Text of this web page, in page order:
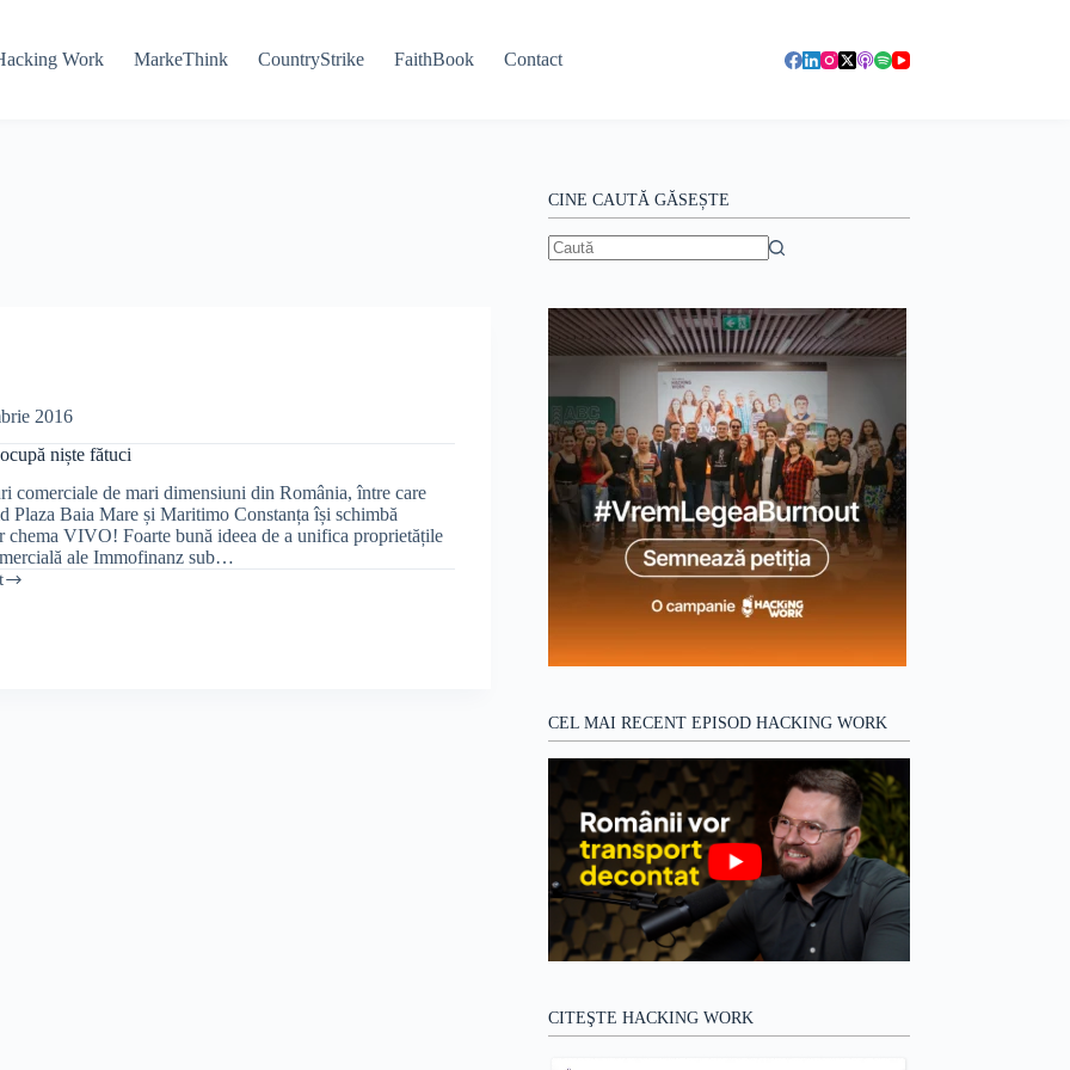
Work MarkeThink CountryStrike FaithBook Contact
2016
niște fătuci
comerciale de mari dimensiuni din România, între care
Plaza Baia Mare și Maritimo Constanța își schimbă
chema VIVO! Foarte bună ideea de a unifica proprietățile
ale Immofinanz sub…
CINE CAUTĂ GĂSEȘTE
CEL MAI RECENT EPISOD HACKING WORK
CITEŞTE HACKING WORK